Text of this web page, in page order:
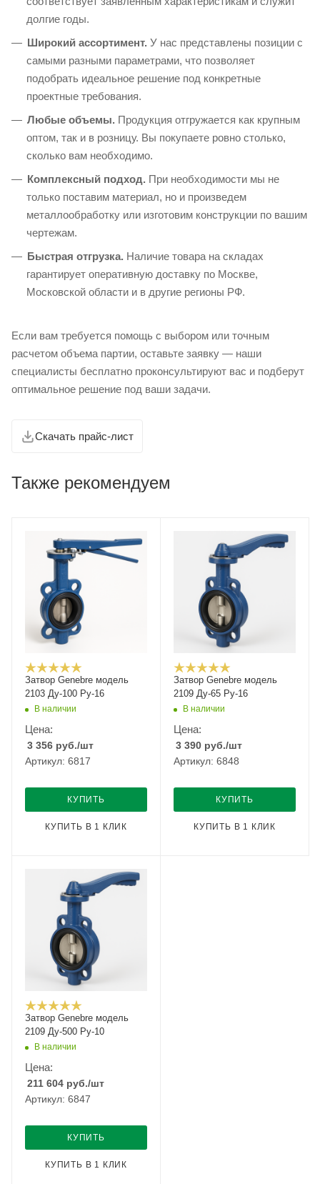
долгие годы.
Широкий ассортимент. У нас представлены позиции с
самыми разными параметрами, что позволяет
подобрать идеальное решение под конкретные
проектные требования.
Любые объемы. Продукция отгружается как крупным
оптом, так и в розницу. Вы покупаете ровно столько,
сколько вам необходимо.
Комплексный подход. При необходимости мы не
только поставим материал, но и произведем
металлообработку или изготовим конструкции по вашим
чертежам.
Быстрая отгрузка. Наличие товара на складах
гарантирует оперативную доставку по Москве,
Московской области и в другие регионы РФ.
Если вам требуется помощь с выбором или точным
расчетом объема партии, оставьте заявку — наши
специалисты бесплатно проконсультируют вас и подберут
оптимальное решение под ваши задачи.
Скачать прайс-лист
Также рекомендуем
Затвор Genebre модель
2103 Ду-100 Ру-16
В наличии
Цена:
3 356 руб./шт
Артикул: 6817
КУПИТЬ
КУПИТЬ В 1 КЛИК
Затвор Genebre модель
2109 Ду-65 Ру-16
В наличии
Цена:
3 390 руб./шт
Артикул: 6848
КУПИТЬ
КУПИТЬ В 1 КЛИК
Затвор Genebre модель
2109 Ду-500 Ру-10
В наличии
Цена:
211 604 руб./шт
Артикул: 6847
КУПИТЬ
КУПИТЬ В 1 КЛИК